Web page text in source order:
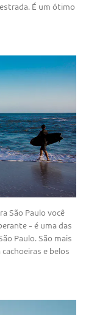
É um ótimo
São Paulo você
- é uma das
Paulo. São mais
e belos